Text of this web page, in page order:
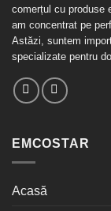
comerțul cu produse
am concentrat pe
Astăzi, suntem
specializate pentru
EMCOSTAR
Acasă